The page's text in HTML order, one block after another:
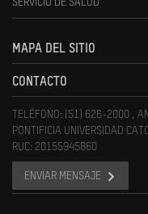
SERVICIO DE SALUD
MAPA DEL SITIO
CONTACTO
TELÉFONO: (51) 626-2000 ,
PONTIFICIA UNIVERSIDAD
RUC: 20155945860
ENVIAR MENSAJE